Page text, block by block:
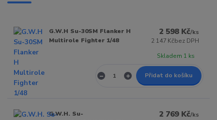
G.W.H Su-30SM Flanker H
Multirole Fighter 1/48
2 598 Kč/ks
2 147 Kčbez DPH
Skladem 1 ks
Přidat do košíku
G.W.H. Su-
2 769 Kč/ks